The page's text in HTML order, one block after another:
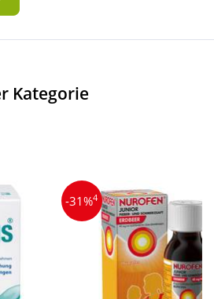
Kategorie
-31%4